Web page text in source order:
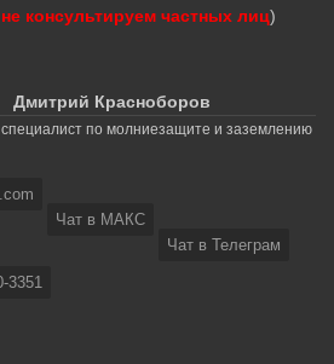
не консультируем частных лиц)
Дмитрий Красноборов
специалист по молниезащите и заземлению
Чат в МАКС
Чат в Телеграм
3351